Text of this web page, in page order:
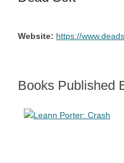
Website: https://
Books Published